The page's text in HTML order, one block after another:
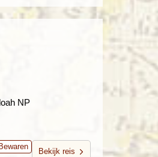
NP
Bewaren
Bekijk reis